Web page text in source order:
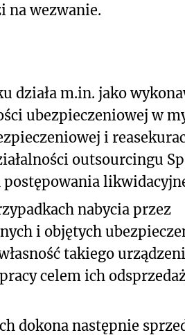
na wezwanie.
działa m.in. jako
ubezpieczeniowej w
i
outsourcingu
nabycia przez
i objętych
takiego
celem ich
dokona następnie